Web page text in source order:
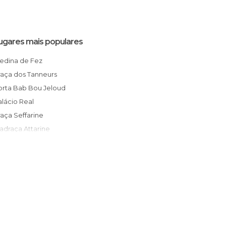
mais populares
Medina de Fez
dos Tanneurs
Bab Bou Jeloud
Real
Seffarine
Madraça Attarine